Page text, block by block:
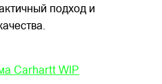
подход и
Carhartt WIP